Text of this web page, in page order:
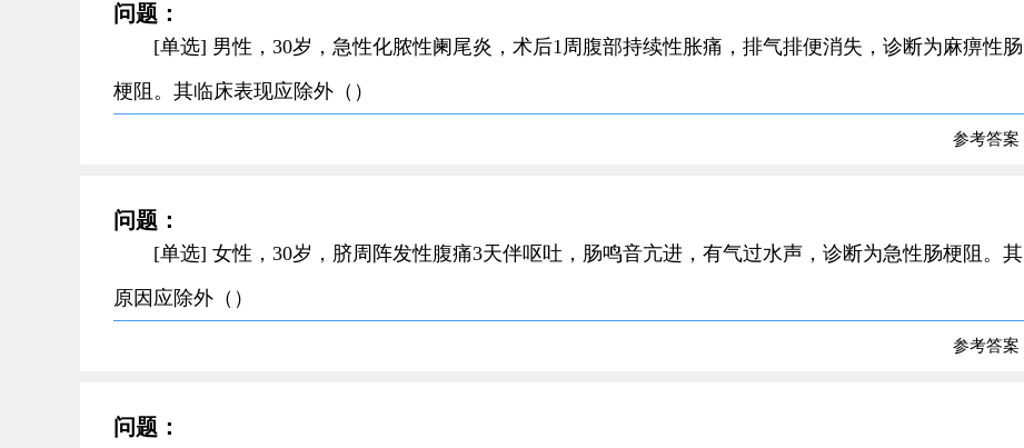
问题：
[单选] 男性，30岁，急性化脓性阑尾炎，术后1周腹部持续性胀痛，排气排便消失，诊断为麻痹性肠
梗阻。其临床表现应除外（）
参考答案
问题：
[单选] 女性，30岁，脐周阵发性腹痛3天伴呕吐，肠鸣音亢进，有气过水声，诊断为急性肠梗阻。其
原因应除外（）
参考答案
问题：